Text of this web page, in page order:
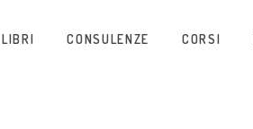
LIBRI CONSULENZE CORSI